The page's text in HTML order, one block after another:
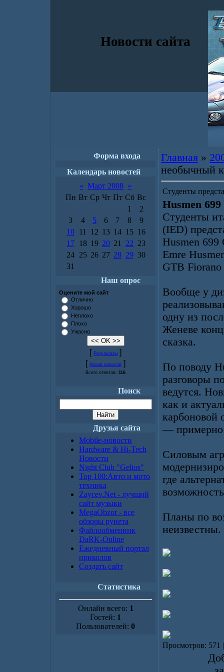
Новости сайта
Форма входа
Календарь новостей
« Март 2008 »
Пн Вт Ср Чт Пт Сб Вс
1
2
3
4 5 6 7 8
9
10 11 12 13 14 15 16
17 18 19 20 21 22 23
24 25 26 27 28 29 30
31
Наш опрос
Оцените мой сайт
Отлично
Хорошо
Неплохо
Плохо
Ужасно
[ Результаты ]
[ Архив опросов ]
Всего ответов: 116
Поиск
Друзья сайта
Mobile-новости
Hardware & Hi-Tech
Новости
Night Club "Gelios"
Top 100:Авто и мото
техника
Zaycev.Net - лучший
сайт музыки
MegaObzor - все
обзоры рунета
Файлообменник
DaRK-Online
Ежедневный портал
приколов
Создать сайт
Статистика
Онлайн всего: 1
Гостей: 1
Пользователей: 0
Главная »
необычный
Студенты
Husmen
Студенты
(IED)
Husmen 699
Emre
GTB
Вообще у
одну из
Женеве
сказка.
По поводу
разговоры
ведутся.
как и
карбоновой
— примерно
Силовым
где
Планы по
неизвестны.
Просмотров: 571